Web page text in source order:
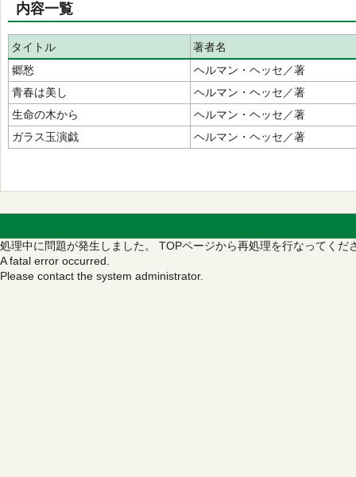
内容一覧
タイトル
著者名
郷愁
ヘルマン・ヘッセ／著
青春は美し
ヘルマン・ヘッセ／著
生命の木から
ヘルマン・ヘッセ／著
ガラス玉演戯
ヘルマン・ヘッセ／著
処理中に問題が発生しました。 TOPページから再処理を行なってくだ
A fatal error occurred.
Please contact the system administrator.